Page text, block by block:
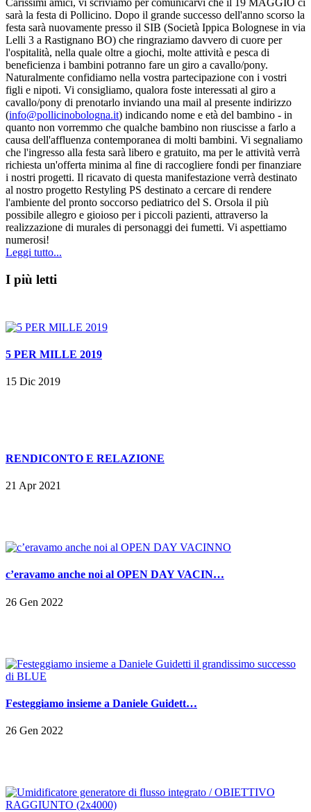
Carissimi amici, vi scriviamo per comunicarvi che il 19 MAGGIO ci
sarà la festa di Pollicino. Dopo il grande successo dell'anno scorso la
festa sarà nuovamente presso il SIB (Società Ippica Bolognese in via
Lelli 3 a Rastignano BO) che ringraziamo davvero di cuore per
l'ospitalità, nella quale oltre a giochi, molte attività e pesca di
beneficienza i bambini potranno fare un giro a cavallo/pony.
Naturalmente confidiamo nella vostra partecipazione con i vostri
figli e nipoti. Vi consigliamo, qualora foste interessati al giro a
cavallo/pony di prenotarlo inviando una mail al presente indirizzo
(info@pollicinobologna.it) indicando nome e età del bambino - in
quanto non vorremmo che qualche bambino non riuscisse a farlo a
causa dell'affluenza contemporanea di molti bambini. Vi segnaliamo
che l'ingresso alla festa sarà libero e gratuito, ma per le attività verrà
richiesta un'offerta minima al fine di raccogliere fondi per finanziare
i nostri progetti. Il ricavato di questa manifestazione verrà destinato
al nostro progetto Restyling PS destinato a cercare di rendere
l'ambiente del pronto soccorso pediatrico del S. Orsola il più
possibile allegro e gioioso per i piccoli pazienti, attraverso la
realizzazione di murales di personaggi dei fumetti. Vi aspettiamo
numerosi!
Leggi tutto...
I più letti
5 PER MILLE 2019
15 Dic 2019
RENDICONTO E RELAZIONE
21 Apr 2021
c’eravamo anche noi al OPEN DAY VACIN…
26 Gen 2022
Festeggiamo insieme a Daniele Guidett…
26 Gen 2022